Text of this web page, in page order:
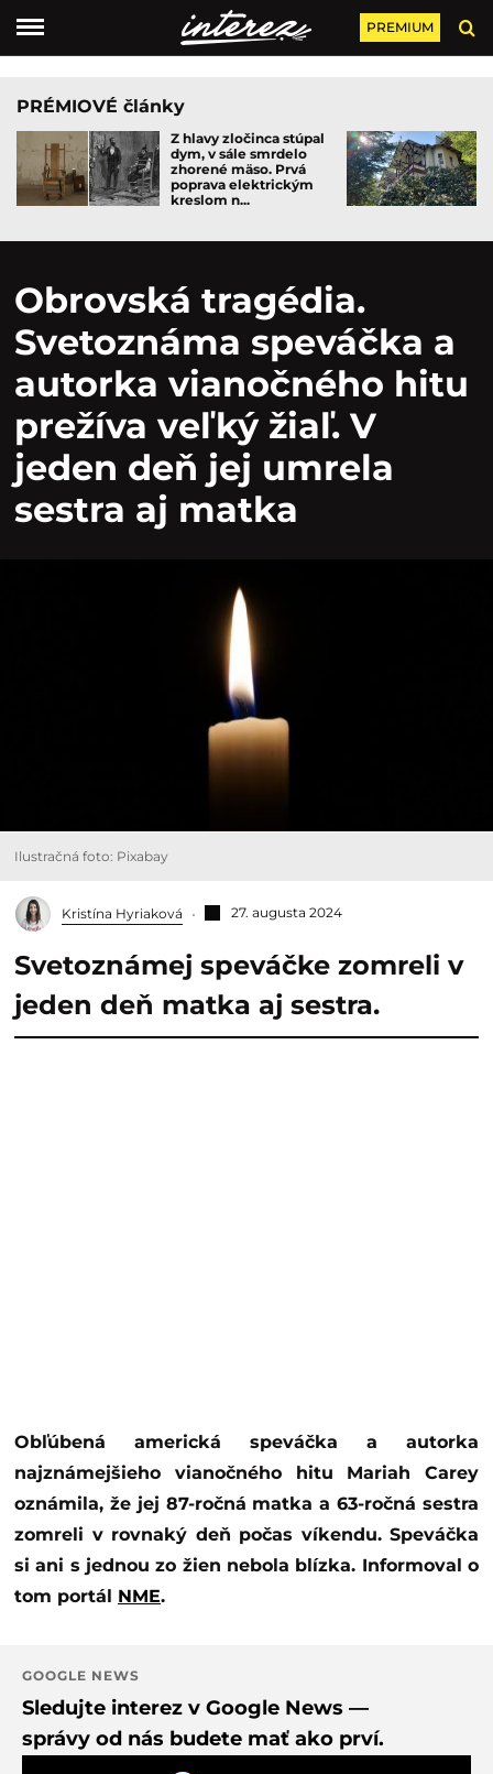
PREMIUM
PRÉMIOVÉ články
Z hlavy zločinca stúpal
dym, v sále smrdelo
zhorené mäso. Prvá
poprava elektrickým
kreslom n...
Obrovská tragédia.
Svetoznáma speváčka a
autorka vianočného hitu
prežíva veľký žiaľ. V
jeden deň jej umrela
sestra aj matka
Ilustračná foto: Pixabay
Kristína Hyriaková 27. augusta 2024
Svetoznámej speváčke zomreli v
jeden deň matka aj sestra.
Obľúbená americká speváčka a autorka
najznámejšieho vianočného hitu Mariah Carey
oznámila, že jej 87-ročná matka a 63-ročná sestra
zomreli v rovnaký deň počas víkendu. Speváčka
si ani s jednou zo žien nebola blízka. Informoval o
tom portál NME.
GOOGLE NEWS
Sledujte interez v Google News —
správy od nás budete mať ako prví.